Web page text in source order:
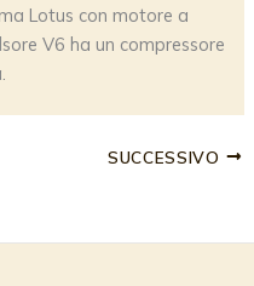
Lotus con motore a
V6 ha un compressore
SUCCESSIVO